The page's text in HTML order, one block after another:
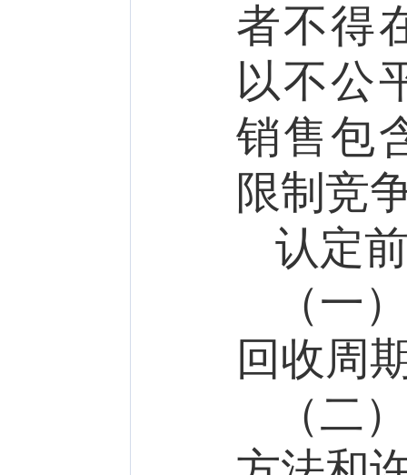
者不得
以不公
销售包
限制竞
认定
（一
回收周
（二